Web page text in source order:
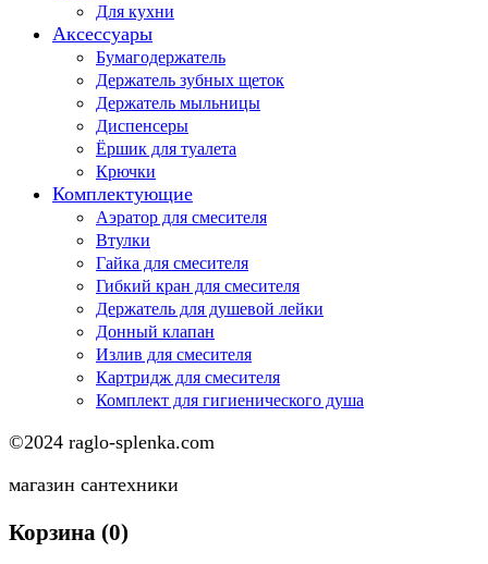
Для кухни
Аксессуары
Бумагодержатель
Держатель зубных щеток
Держатель мыльницы
Диспенсеры
Ёршик для туалета
Крючки
Комплектующие
Аэратор для смесителя
Втулки
Гайка для смесителя
Гибкий кран для смесителя
Держатель для душевой лейки
Донный клапан
Излив для смесителя
Картридж для смесителя
Комплект для гигиенического душа
©2024 raglo-splenka.com
магазин сантехники
Корзина (0)